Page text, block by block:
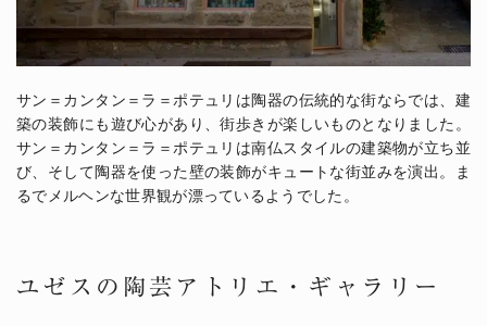
サン＝カンタン＝ラ＝ポテュリは陶器の伝統的な街ならでは、建
築の装飾にも遊び心があり、街歩きが楽しいものとなりました。
サン＝カンタン＝ラ＝ポテュリは南仏スタイルの建築物が立ち並
び、そして陶器を使った壁の装飾がキュートな街並みを演出。ま
るでメルヘンな世界観が漂っているようでした。
ユゼスの陶芸アトリエ・ギャラリー